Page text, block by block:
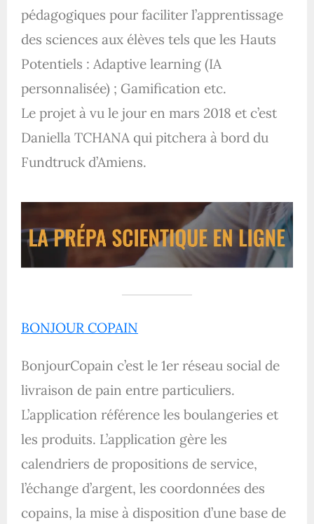
pédagogiques pour faciliter l’apprentissage
des sciences aux élèves tels que les Hauts
Potentiels : Adaptive learning (IA
personnalisée) ; Gamification etc.
Le projet à vu le jour en mars 2018 et c’est
Daniella TCHANA qui pitchera à bord du
Fundtruck d’Amiens.
BONJOUR COPAIN
BonjourCopain c’est le 1er réseau social de
livraison de pain entre particuliers.
L’application référence les boulangeries et
les produits. L’application gère les
calendriers de propositions de service,
l’échange d’argent, les coordonnées des
copains, la mise à disposition d’une base de